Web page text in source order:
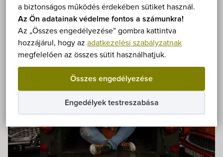
a biztonságos működés érdekében sütiket használ.
Az Ön adatainak védelme fontos a számunkra!
Az „Összes engedélyezése” gombra kattintva
hozzájárul, hogy az adatkezelési szabályzatnak
megfelelően az összes sütit használhatjuk.
Összes engedélyezése
Engedélyek testreszabása
Éghajlat
Hegykő történelme
Programok
Önkormányzat
Hírek
Képviselő-testület
Fizetős Koncert Szabadtéri